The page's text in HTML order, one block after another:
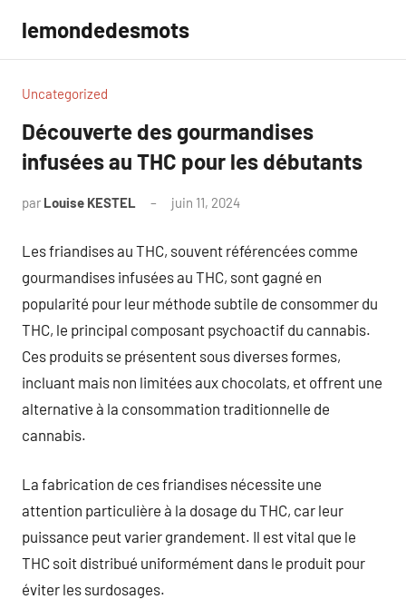
contenu
lemondedesmots
Uncategorized
Découverte des gourmandises
infusées au THC pour les débutants
par Louise KESTEL juin 11, 2024
Les friandises au THC, souvent référencées comme
gourmandises infusées au THC, sont gagné en
popularité pour leur méthode subtile de consommer du
THC, le principal composant psychoactif du cannabis.
Ces produits se présentent sous diverses formes,
incluant mais non limitées aux chocolats, et offrent une
alternative à la consommation traditionnelle de
cannabis.
La fabrication de ces friandises nécessite une
attention particulière à la dosage du THC, car leur
puissance peut varier grandement. Il est vital que le
THC soit distribué uniformément dans le produit pour
éviter les surdosages.